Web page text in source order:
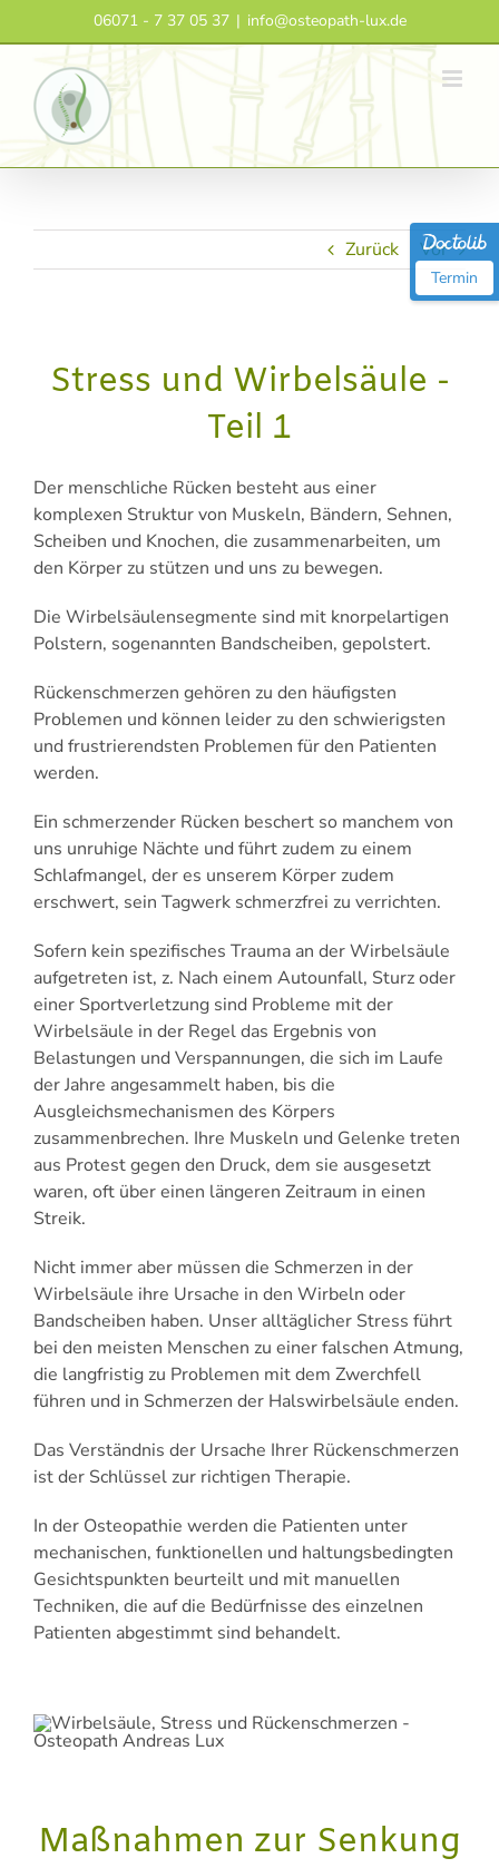
Inhalt
springen
06071 - 7 37 05 37 | info@osteopath-lux.de
Zurück Vor
Stress und Wirbelsäule -
Teil 1
Der menschliche Rücken besteht aus einer
komplexen Struktur von Muskeln, Bändern, Sehnen,
Scheiben und Knochen, die zusammenarbeiten, um
den Körper zu stützen und uns zu bewegen.
Die Wirbelsäulensegmente sind mit knorpelartigen
Polstern, sogenannten Bandscheiben, gepolstert.
Rückenschmerzen gehören zu den häufigsten
Problemen und können leider zu den schwierigsten
und frustrierendsten Problemen für den Patienten
werden.
Ein schmerzender Rücken beschert so manchem von
uns unruhige Nächte und führt zudem zu einem
Schlafmangel, der es unserem Körper zudem
erschwert, sein Tagwerk schmerzfrei zu verrichten.
Sofern kein spezifisches Trauma an der Wirbelsäule
aufgetreten ist, z. Nach einem Autounfall, Sturz oder
einer Sportverletzung sind Probleme mit der
Wirbelsäule in der Regel das Ergebnis von
Belastungen und Verspannungen, die sich im Laufe
der Jahre angesammelt haben, bis die
Ausgleichsmechanismen des Körpers
zusammenbrechen. Ihre Muskeln und Gelenke treten
aus Protest gegen den Druck, dem sie ausgesetzt
waren, oft über einen längeren Zeitraum in einen
Streik.
Nicht immer aber müssen die Schmerzen in der
Wirbelsäule ihre Ursache in den Wirbeln oder
Bandscheiben haben. Unser alltäglicher Stress führt
bei den meisten Menschen zu einer falschen Atmung,
die langfristig zu Problemen mit dem Zwerchfell
führen und in Schmerzen der Halswirbelsäule enden.
Das Verständnis der Ursache Ihrer Rückenschmerzen
ist der Schlüssel zur richtigen Therapie.
In der Osteopathie werden die Patienten unter
mechanischen, funktionellen und haltungsbedingten
Gesichtspunkten beurteilt und mit manuellen
Techniken, die auf die Bedürfnisse des einzelnen
Patienten abgestimmt sind behandelt.
Maßnahmen zur Senkung
Termin